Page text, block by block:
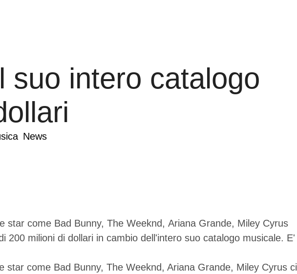
suo intero catalogo
News
come Bad Bunny, The Weeknd, Ariana Grande, Miley Cyrus
milioni di dollari in cambio dell'intero suo catalogo musicale. E'
come Bad Bunny, The Weeknd, Ariana Grande, Miley Cyrus ci